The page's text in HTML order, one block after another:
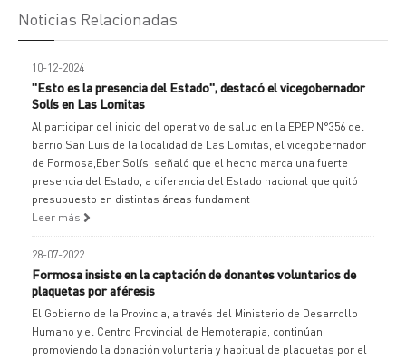
Noticias Relacionadas
10-12-2024
"Esto es la presencia del Estado", destacó el vicegobernador
Solís en Las Lomitas
Al participar del inicio del operativo de salud en la EPEP N°356 del
barrio San Luis de la localidad de Las Lomitas, el vicegobernador
de Formosa,Eber Solís, señaló que el hecho marca una fuerte
presencia del Estado, a diferencia del Estado nacional que quitó
presupuesto en distintas áreas fundament
Leer más
28-07-2022
Formosa insiste en la captación de donantes voluntarios de
plaquetas por aféresis
El Gobierno de la Provincia, a través del Ministerio de Desarrollo
Humano y el Centro Provincial de Hemoterapia, continúan
promoviendo la donación voluntaria y habitual de plaquetas por el